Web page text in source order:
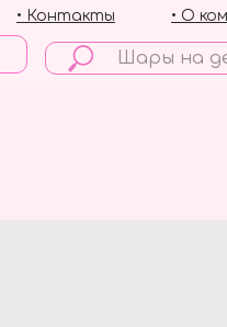
• О
• Контакты